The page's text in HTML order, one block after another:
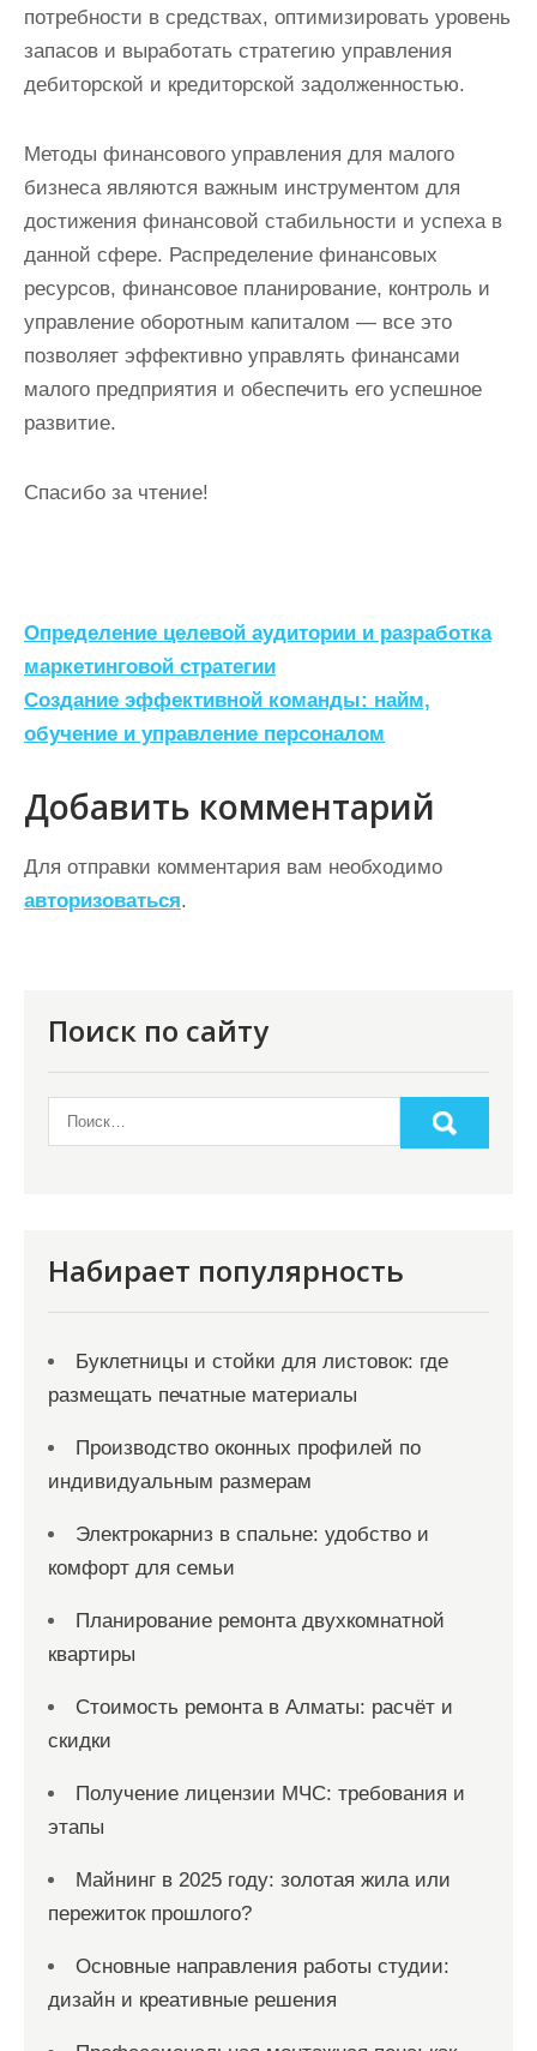
потребности в средствах, оптимизировать уровень
запасов и выработать стратегию управления
дебиторской и кредиторской задолженностью.
Методы финансового управления для малого
бизнеса являются важным инструментом для
достижения финансовой стабильности и успеха в
данной сфере. Распределение финансовых
ресурсов, финансовое планирование, контроль и
управление оборотным капиталом — все это
позволяет эффективно управлять финансами
малого предприятия и обеспечить его успешное
развитие.
Спасибо за чтение!
Н
а
в
и
г
а
ц
и
м
Определение целевой аудитории и разработка
маркетинговой стратегии
Создание эффективной команды: найм,
обучение и управление персоналом
Добавить комментарий
Для отправки комментария вам необходимо
авторизоваться.
Поиск по сайту
Набирает популярность
Буклетницы и стойки для листовок: где
размещать печатные материалы
Производство оконных профилей по
индивидуальным размерам
Электрокарниз в спальне: удобство и
комфорт для семьи
Планирование ремонта двухкомнатной
квартиры
Стоимость ремонта в Алматы: расчёт и
скидки
Получение лицензии МЧС: требования и
этапы
Майнинг в 2025 году: золотая жила или
пережиток прошлого?
Основные направления работы студии:
дизайн и креативные решения